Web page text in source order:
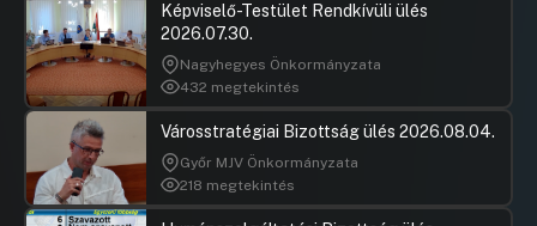
Képviselő-Testület Rendkívüli ülés
2026.07.30.
Nagyhegyes Önkormányzata
432 megtekintés
Városstratégiai Bizottság ülés 2026.08.04.
Győr MJV Önkormányzata
218 megtekintés